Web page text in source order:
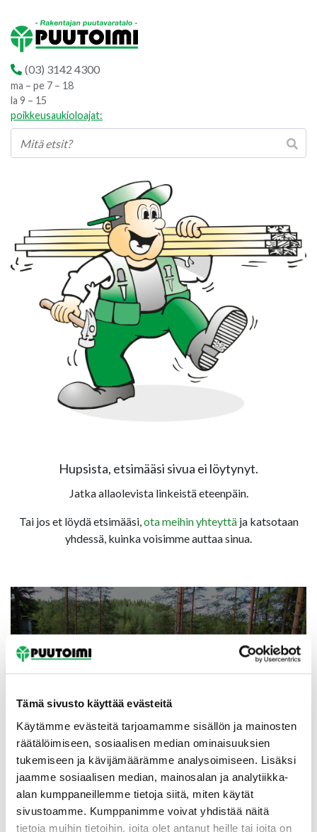
Tämä sivusto käyttää evästeitä
Käytämme evästeitä tarjoamamme sisällön ja mainosten
räätälöimiseen, sosiaalisen median ominaisuuksien
tukemiseen ja kävijämäärämme analysoimiseen. Lisäksi
jaamme sosiaalisen median, mainosalan ja analytiikka-
alan kumppaneillemme tietoja siitä, miten käytät
sivustoamme. Kumppanimme voivat yhdistää näitä
tietoja muihin tietoihin, joita olet antanut heille tai joita on
(03) 3142 4300
ma – pe 7 – 18
la 9 – 15
poikkeusaukioloajat:
Hupsista, etsimääsi sivua ei löytynyt.
Jatka allaolevista linkeistä eteenpäin.
Tai jos et löydä etsimääsi,ota meihin yhteyttäja katsotaan
yhdessä, kuinka voisimme auttaa sinua.
Etusivu